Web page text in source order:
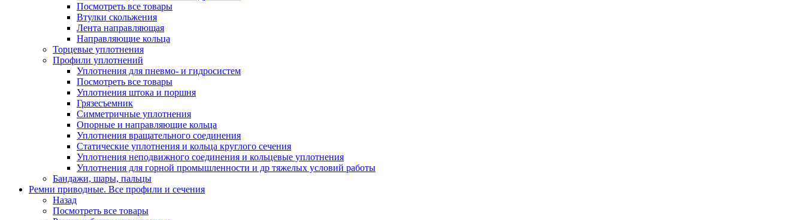
Посмотреть все товары
Втулки скольжения
Лента направляющая
Направляющие кольца
Торцевые уплотнения
Профили уплотнений
Уплотнения для пневмо- и гидросистем
Посмотреть все товары
Уплотнения штока и поршня
Грязесъемник
Cимметричные уплотнения
Опорные и направляющие кольца
Уплотнения вращательного соединения
Cтатические уплотнения и кольца круглого сечения
Уплотнения неподвижного соединения и кольцевые уплотнения
Уплотнения для горной промышленности и др тяжелых условий работы
Бандажи, шары, пальцы
Ремни приводные. Все профили и сечения
Назад
Посмотреть все товары